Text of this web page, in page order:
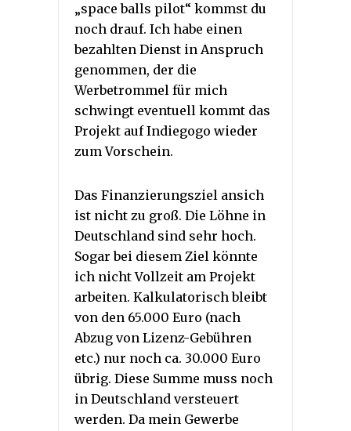
„space balls pilot“ kommst du
noch drauf. Ich habe einen
bezahlten Dienst in Anspruch
genommen, der die
Werbetrommel für mich
schwingt eventuell kommt das
Projekt auf Indiegogo wieder
zum Vorschein.
Das Finanzierungsziel ansich
ist nicht zu groß. Die Löhne in
Deutschland sind sehr hoch.
Sogar bei diesem Ziel könnte
ich nicht Vollzeit am Projekt
arbeiten. Kalkulatorisch bleibt
von den 65.000 Euro (nach
Abzug von Lizenz-Gebühren
etc.) nur noch ca. 30.000 Euro
übrig. Diese Summe muss noch
in Deutschland versteuert
werden. Da mein Gewerbe